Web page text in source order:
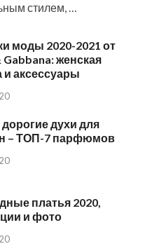
стилем, …
моды 2020-2021 от
Gabbana: женская
и аксессуары
духи для
– ТОП-7 парфюмов
платья 2020,
и фото